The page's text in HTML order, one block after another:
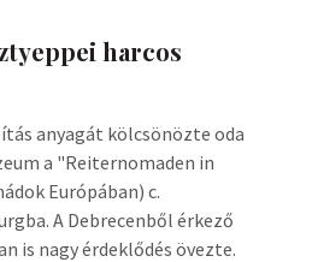
harcos
anyagát kölcsönözte oda
a "Reiternomaden in
Európában) c.
A Debrecenből érkező
is nagy érdeklődés övezte.